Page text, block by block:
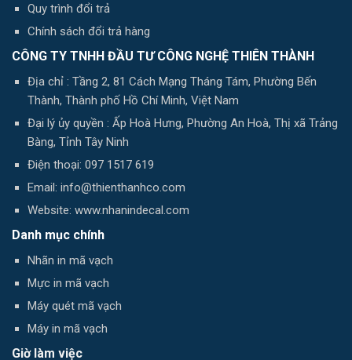
Quy trình đổi trả
Chính sách đổi trả hàng
CÔNG TY TNHH ĐẦU TƯ CÔNG NGHỆ THIÊN THÀNH
Địa chỉ : Tầng 2, 81 Cách Mạng Tháng Tám, Phường Bến
Thành, Thành phố Hồ Chí Minh, Việt Nam
Đại lý ủy quyền : Ấp Hoà Hưng, Phường An Hoà, Thị xã Trảng
Bàng, Tỉnh Tây Ninh
Điện thoại: 097 1517 619
Email: info@thienthanhco.com
Website: www.nhanindecal.com
Danh mục chính
Nhãn in mã vạch
Mực in mã vạch
Máy quét mã vạch
Máy in mã vạch
Giờ làm việc